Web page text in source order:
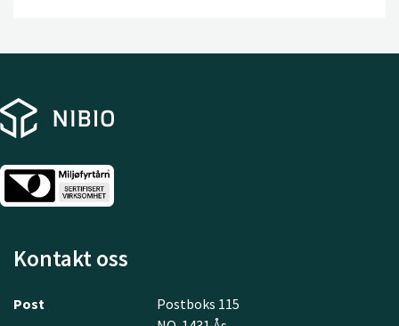
Kontakt oss
Post
Postboks 115